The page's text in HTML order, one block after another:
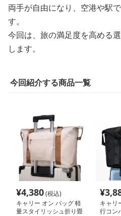
両手が自由になり、空港や駅
す。
今回は、旅の満足度を高める
します。
今回紹介する商品一覧
¥4,380(税込)
キャリー オン バッグ 軽
量スタイリッシュ折り畳
¥
キャリ
行コン